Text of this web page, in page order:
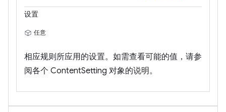
设置
任意
相应规则所应用的设置。如需查看可能的值，请参
阅各个 ContentSetting 对象的说明。